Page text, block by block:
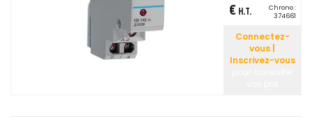
€ H.T.
Chrono :
374661
Connectez-
vous |
Inscrivez-vous